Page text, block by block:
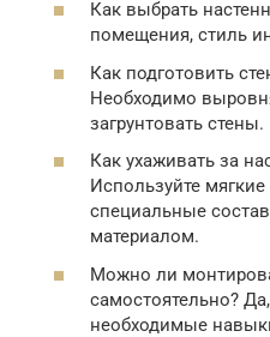
Как выбрать
помещения, стиль
Как подготовить
Необходимо
загрунтовать стены.
Как ухаживать за
Используйте
специальные
материалом.
Можно ли
самостоятельно?
необходимые